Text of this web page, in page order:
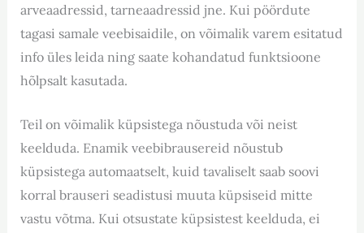
arveaadressid, tarneaadressid jne. Kui pöördute
tagasi samale veebisaidile, on võimalik varem esitatud
info üles leida ning saate kohandatud funktsioone
hõlpsalt kasutada.
Teil on võimalik küpsistega nõustuda või neist
keelduda. Enamik veebibrausereid nõustub
küpsistega automaatselt, kuid tavaliselt saab soovi
korral brauseri seadistusi muuta küpsiseid mitte
vastu võtma. Kui otsustate küpsistest keelduda, ei